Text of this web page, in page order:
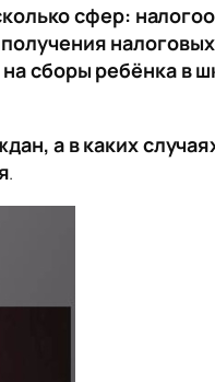
сфер:
сборы ребёнка в
а в каких
.